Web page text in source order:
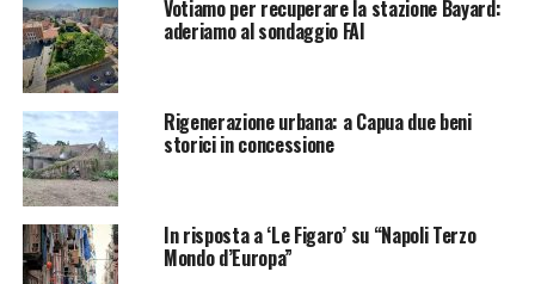
Votiamo per recuperare la stazione Bayard:
aderiamo al sondaggio FAI
Rigenerazione urbana: a Capua due beni
storici in concessione
In risposta a ‘Le Figaro’ su “Napoli Terzo
Mondo d’Europa”